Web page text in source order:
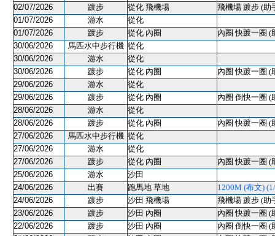
02/07/2026
踱步 從化 飛機場
飛機場 踱步 (助
01/07/2026
游水
從化
01/07/2026
踱步 從化 內圈
內圈 快踱一圈 (
30/06/2026
馬匹水中步行機 從化
30/06/2026
游水
從化
30/06/2026
踱步 從化 內圈
內圈 快踱一圈 (
29/06/2026
游水
從化
29/06/2026
踱步 從化 內圈
內圈 倒快一圈 (
28/06/2026
游水
從化
28/06/2026
踱步 從化 內圈
內圈 快踱一圈 (
27/06/2026
馬匹水中步行機 從化
27/06/2026
游水
從化
27/06/2026
踱步 從化 內圈
內圈 快踱一圈 (
25/06/2026
游水
沙田
24/06/2026
出賽 跑馬地 草地
1200M (布文)
24/06/2026
踱步 沙田 飛機場
飛機場 踱步 (助
23/06/2026
踱步 沙田 內圈
內圈 快踱一圈 (
22/06/2026
踱步 沙田 內圈
內圈 倒快一圈 (